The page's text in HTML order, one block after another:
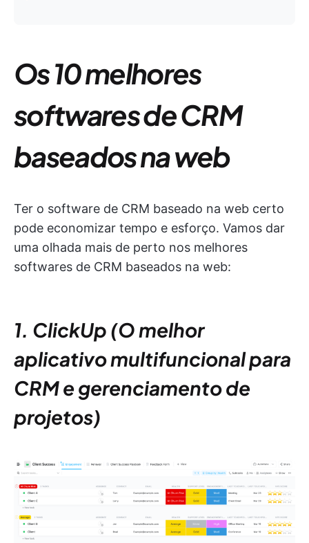
Os 10 melhores
softwares de CRM
baseados na web
Ter o software de CRM baseado na web certo
pode economizar tempo e esforço. Vamos dar
uma olhada mais de perto nos melhores
softwares de CRM baseados na web:
1. ClickUp (O melhor
aplicativo multifuncional para
CRM e gerenciamento de
projetos)